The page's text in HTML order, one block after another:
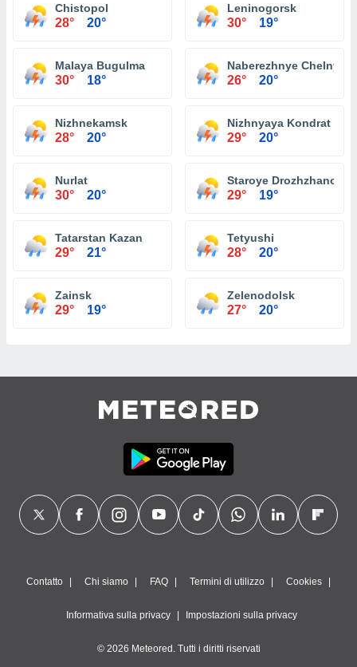
Chistopol
28° 20°
Leninogorsk
30° 19°
Malaya Bugulma
30° 18°
Naberezhnye Chelny
26° 20°
Nizhnekamsk
28° 20°
Nizhnyaya Kondrat
29° 20°
Nurlat
30° 20°
Staroye Drozhzhanoye
29° 19°
Tatarstan Kazan
29° 21°
Tetyushi
28° 20°
Zainsk
29° 19°
Zelenodolsk
27° 20°
Contatto Chi siamo FAQ Termini di utilizzo Cookies
Informativa sulla privacy Impostazioni sulla privacy
© 2026 Meteored. Tutti i diritti riservati